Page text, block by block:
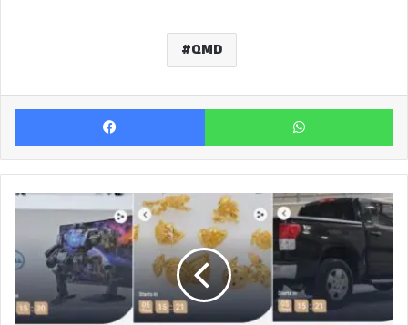
QMD
Facebook
കാറുകൾ,
ആഭരണങ്ങൾ
തുടങ്ങിയവ
കുറഞ്ഞ
വിലയ്ക്ക്
സ്വന്തമാക്കാം;
പുതിയ